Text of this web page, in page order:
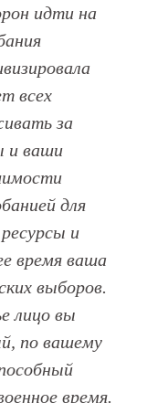
идти на
всех
за
и ваши
для
и
время ваша
выборов.
лицо вы
по вашему
время.